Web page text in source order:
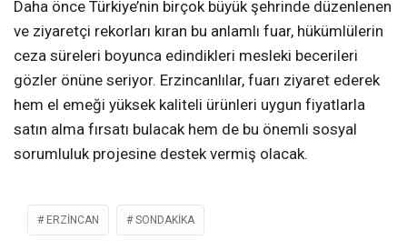
Daha önce Türkiye’nin birçok büyük şehrinde düzenlenen
ve ziyaretçi rekorları kıran bu anlamlı fuar, hükümlülerin
ceza süreleri boyunca edindikleri mesleki becerileri
gözler önüne seriyor. Erzincanlılar, fuarı ziyaret ederek
hem el emeği yüksek kaliteli ürünleri uygun fiyatlarla
satın alma fırsatı bulacak hem de bu önemli sosyal
sorumluluk projesine destek vermiş olacak.
ERZİNCAN SONDAKIKA